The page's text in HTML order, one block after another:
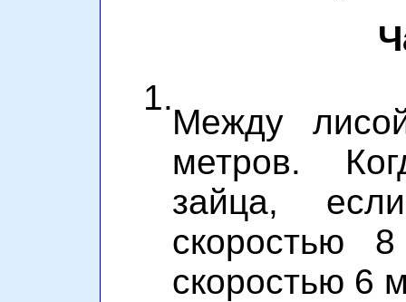
1.
Между
метров.
зайца,
скоростью 6